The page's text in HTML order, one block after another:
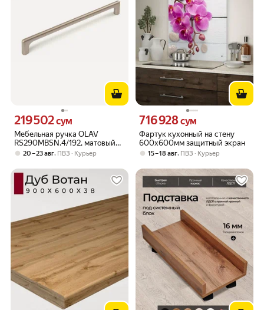
Мебельная ручка OLAV
RS290MBSN.4/192, матовый
атласный никель
Цена 219502 сум вместо
219 502сум
20 – 23 авг, ПВЗ Курьер
Фартук кухонный на стену
600х600мм защитный экран
Цена 716928 сум вместо
716 928сум
15 – 18 авг, ПВЗ Курьер